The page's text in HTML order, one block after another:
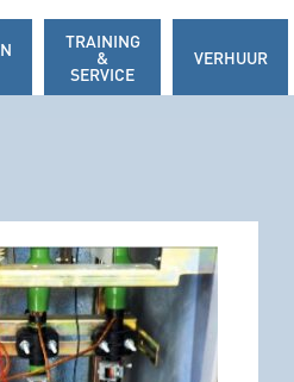
TRAINING
&
SERVICE
VERHUUR